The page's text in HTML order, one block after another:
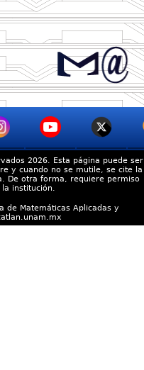
2026. Esta página puede ser
y cuando no se mutile, se cite la
De otra forma, requiere permiso
institución.
de Matemáticas Aplicadas y